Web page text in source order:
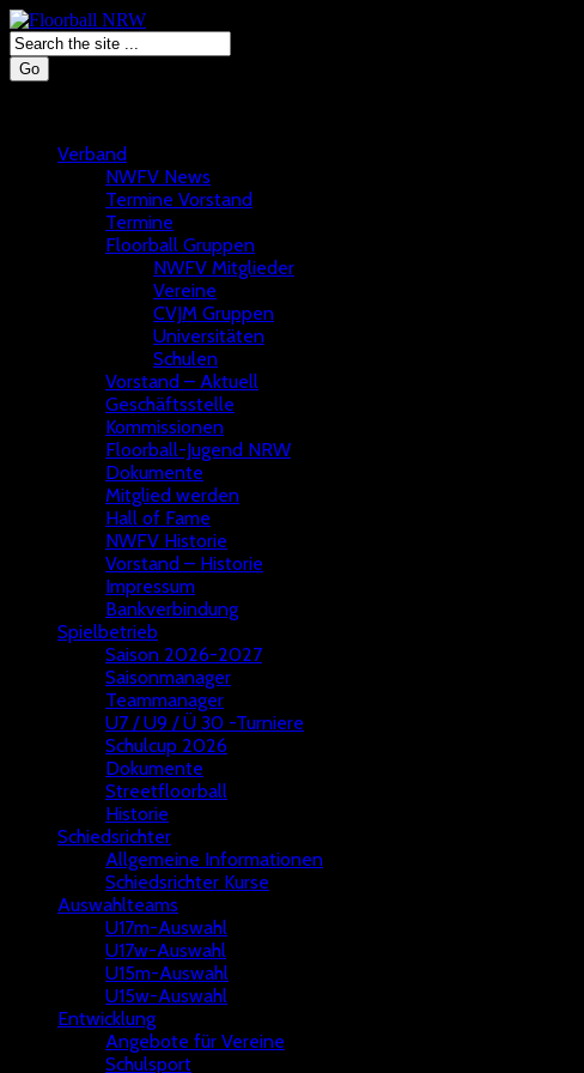
Go
Verband
NWFV News
Termine Vorstand
Termine
Floorball Gruppen
NWFV Mitglieder
Vereine
CVJM Gruppen
Universitäten
Schulen
Vorstand – Aktuell
Geschäftsstelle
Kommissionen
Floorball-Jugend NRW
Dokumente
Mitglied werden
Hall of Fame
NWFV Historie
Vorstand – Historie
Impressum
Bankverbindung
Spielbetrieb
Saison 2026-2027
Saisonmanager
Teammanager
U7 / U9 / Ü 30 -Turniere
Schulcup 2026
Dokumente
Streetfloorball
Historie
Schiedsrichter
Allgemeine Informationen
Schiedsrichter Kurse
Auswahlteams
U17m-Auswahl
U17w-Auswahl
U15m-Auswahl
U15w-Auswahl
Entwicklung
Angebote für Vereine
Schulsport